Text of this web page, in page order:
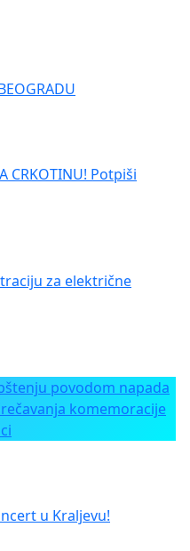
CRKOTINU! Potpiši
za električne
povodom napada
komemoracije
u Kraljevu!